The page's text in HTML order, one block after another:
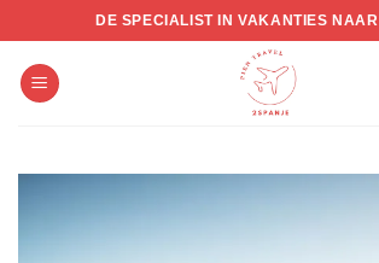
to
content
DE SPECIALIST IN VAKANTIES